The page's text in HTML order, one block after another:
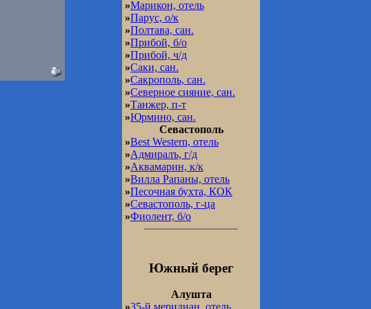
»Марикон, отель
»Парус, о/к
»Полтава, сан.
»Прибой, б/о
»Прибой, ч/д
»Саки, сан.
»Сакрополь, сан.
»Северное сияние, сан.
»Танжер, п-т
»Юрмино, сан.
Севастополь
»Best Western, отель
»Адмиралъ, г/д
»Аквамарин, к/к
»Вилла Рапаны, отель
»Песочная бухта, КОК
»Севастополь, г-ца
»Фиолент, б/о
Южный берег
Алушта